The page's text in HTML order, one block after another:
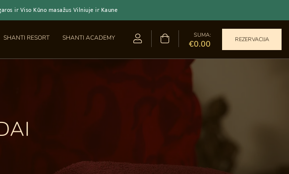
ir Viso Kūno masažus Vilniuje ir Kaune
SHANTI RESORT SHANTI ACADEMY SUMA:
€0.00 REZERVACIJA